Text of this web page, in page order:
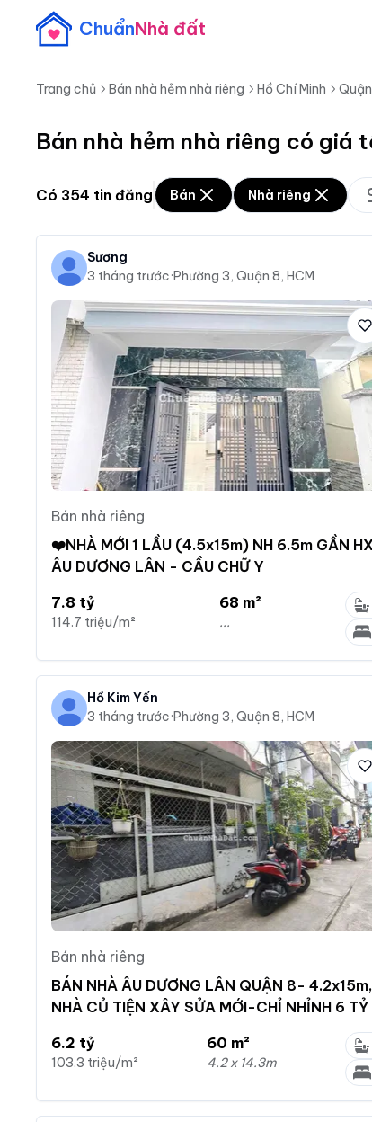
ChuẩnNhà đất
Trang chủ Bán nhà hẻm nhà riêng Hồ Chí Minh
Bán nhà hẻm nhà riêng có
Có 354 tin đăng Bán Nhà riêng
Sương
3 tháng trước·Phường 3, Quận 8, HCM
Bán nhà riêng
❤️NHÀ MỚI 1 LẦU (4.5x15m) NH 6.5m GẦN
ÂU DƯƠNG LÂN - CẦU CHỮ Y
7.8 tỷ
114.7 triệu/m²
68 m²
...
Hồ Kim Yến
3 tháng trước·Phường 3, Quận 8, HCM
Bán nhà riêng
BÁN NHÀ ÂU DƯƠNG LÂN QUẬN 8- 4.2x15m,
NHÀ CỦ TIỆN XÂY SỬA MỚI-CHỈ NHỈNH 6 TỶ
6.2 tỷ
103.3 triệu/m²
60 m²
4.2 x 14.3m